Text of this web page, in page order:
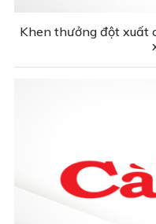
Khen thưởng đột xuất